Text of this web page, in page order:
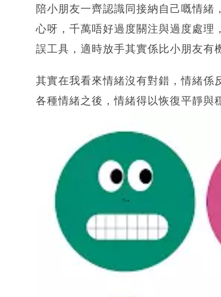
陪小朋友一齊認識同接納自己嘅情
心呀，千萬唔好過度關注與過度處理
誤工具，適時放手其實係比小朋友有
其實在我看來情緒沒有對錯，情緒係
各種情緒之後，情緒得以恢復平靜與